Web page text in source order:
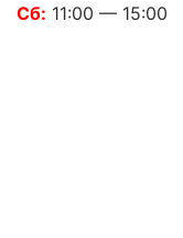
Сб: 11:00 — 15:00